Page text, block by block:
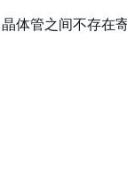
体管之间不存在